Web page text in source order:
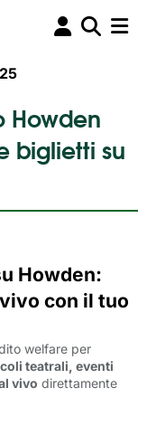
Howden
biglietti su
Howden:
con il tuo
welfare per
teatrali, eventi
vivo direttamente